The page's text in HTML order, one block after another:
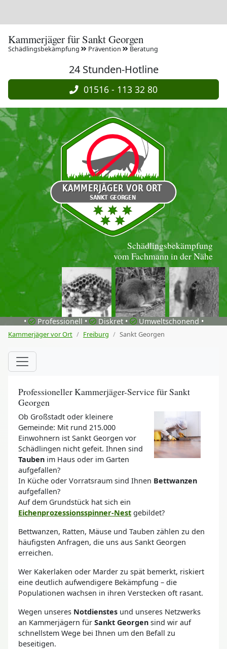
Kammerjäger für Sankt Georgen
Schädlingsbekämpfung Prävention Beratung
24 Stunden-Hotline
01516 - 113 32 80
Schädlingsbekämpfung
vom Fachmann in der Nähe
• Professionell • Diskret • Umweltschonend •
Kammerjäger vor Ort Freiburg Sankt Georgen
Professioneller Kammerjäger-Service für Sankt
Georgen
Ob Großstadt oder kleinere
Gemeinde: Mit rund 215.000
Einwohnern ist Sankt Georgen vor
Schädlingen nicht gefeit. Ihnen sind
Tauben im Haus oder im Garten
aufgefallen?
In Küche oder Vorratsraum sind Ihnen Bettwanzen
aufgefallen?
Auf dem Grundstück hat sich ein
Eichenprozessionsspinner-Nest gebildet?
Bettwanzen, Ratten, Mäuse und Tauben zählen zu den
häufigsten Anfragen, die uns aus Sankt Georgen
erreichen.
Wer Kakerlaken oder Marder zu spät bemerkt, riskiert
eine deutlich aufwendigere Bekämpfung – die
Populationen wachsen in ihren Verstecken oft rasant.
Wegen unseres Notdienstes und unseres Netzwerks
an Kammerjägern für Sankt Georgen sind wir auf
schnellstem Wege bei Ihnen um den Befall zu
beseitigen.